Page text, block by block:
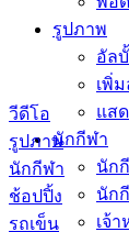
รูปภาพ
อัล
เพิ่
แส
นักกีฬา
นัก
นัก
เจ้
วีดีโอ
รูปภาพ
นักกีฬา
ช้อปปิ้ง
รถเข็น